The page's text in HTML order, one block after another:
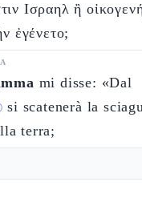
Ισραηλ ἢ
ἐγένετο;
mi disse: «Dal
si scatenerà la
terra;